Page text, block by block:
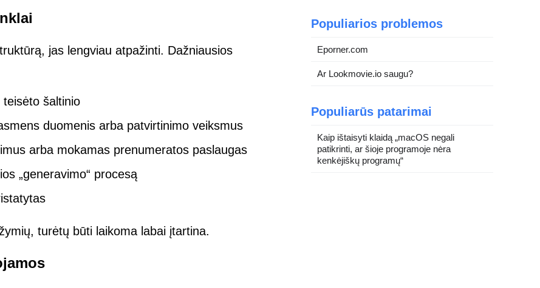
jas lengviau atpažinti. Dažniausios
teisėto šaltinio
duomenis arba patvirtinimo veiksmus
arba mokamas prenumeratos paslaugas
„generavimo“ procesą
turėtų būti laikoma labai įtartina.
Populiarios problemos
Eporner.com
Ar Lookmovie.io saugu?
Populiarūs patarimai
Kaip ištaisyti klaidą „macOS negali
patikrinti, ar šioje programoje nėra
kenkėjiškų programų“